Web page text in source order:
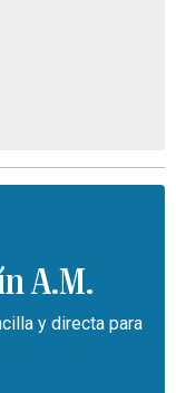
A.M.
y directa para